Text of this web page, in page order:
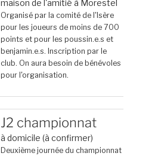
maison de l'amitié à Morestel
Organisé par la comité de l'Isère
pour les joueurs de moins de 700
points et pour les poussin.e.s et
benjamin.e.s. Inscription par le
club. On aura besoin de bénévoles
pour l'organisation.
J2 championnat
à domicile (à confirmer)
Deuxième journée du championnat